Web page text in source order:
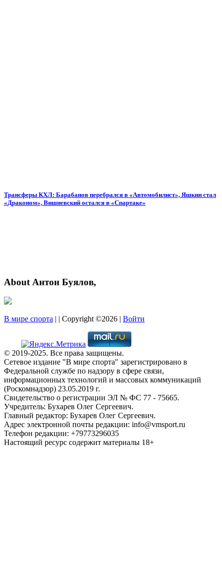
Трансферы КХЛ: Барабанов перебрался в «Автомобилист», Яшкин стал
«Драконом», Вишневский остался в «Спартаке»
About Антон Буялов,
В мире спорта | | Copyright ©2026 | Войти
© 2019-2025. Все права защищены.
Сетевое издание "В мире спорта" зарегистрировано в
Федеральной службе по надзору в сфере связи,
информационных технологий и массовых коммуникаций
(Роскомнадзор) 23.05.2019 г.
Свидетельство о регистрации ЭЛ № ФС 77 - 75665.
Учредитель: Бухарев Олег Сергеевич.
Главный редактор: Бухарев Олег Сергеевич.
Адрес электронной почты редакции: info@vmsport.ru
Телефон редакции: +79773296035
Настоящий ресурс содержит материалы 18+